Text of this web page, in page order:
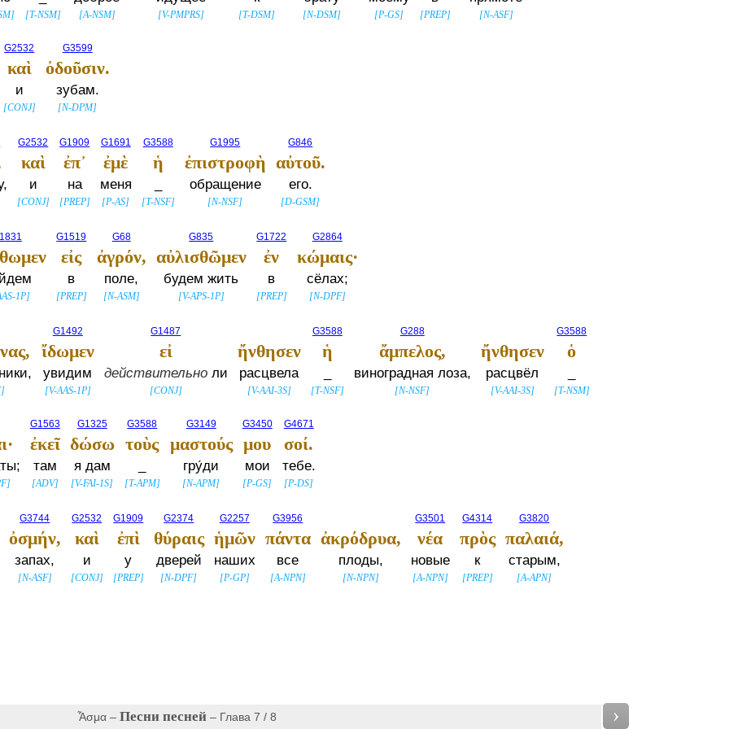
] [T-NSM] [A-NSM] [V-PMPRS] [T-DSM] [N-DSM] [P-GS] [PREP] [N-ASF]
G2532
καὶ
и
[CONJ]
G3599
ὀδοῦσιν.
зубам.
[N-DPM]
G2532
καὶ
и
[CONJ]
G1909
ἐπ᾽
на
[PREP]
G1691
ἐμὲ
меня
[P-AS]
G3588
ἡ
[T-NSF]
G1995
ἐπιστροφὴ
обращение
[N-NSF]
G846
αὐτοῦ.
его.
[D-GSM]
1P]
G1519
εἰς
в
[PREP]
G68
ἀγρόν,
поле,
[N-ASM]
G835
αὐλισθῶμεν
будем жить
[V-APS-1P]
G1722
ἐν
в
[PREP]
G2864
κώμαις·
сёлах;
[N-DPF]
]
G1492
ἴδωμεν
увидим
[V-AAS-1P]
G1487
εἰ
действительноли
[CONJ]
ἤνθησεν
расцвела
[V-AAI-3S]
G3588
ἡ
[T-NSF]
G288
ἄμπελος,
виноградная лоза,
[N-NSF]
ἤνθησεν
расцвёл
[V-AAI-3S]
G3588
ὁ
[T-NSM]
]
G1563
ἐκεῖ
там
[ADV]
G1325
δώσω
я дам
[V-FAI-1S]
G3588
τοὺς
[T-APM]
G3149
μαστούς
гру́ди
[N-APM]
G3450
μου
мои
[P-GS]
G4671
σοί.
тебе.
[P-DS]
G3744
ὀσμήν,
запах,
[N-ASF]
G2532
καὶ
и
[CONJ]
G1909
ἐπὶ
у
[PREP]
G2374
θύραις
дверей
[N-DPF]
G2257
ἡμῶν
наших
[P-GP]
G3956
πάντα
все
[A-NPN]
ἀκρόδρυα,
плоды,
[N-NPN]
G3501
νέα
новые
[A-NPN]
G4314
πρὸς
к
[PREP]
G3820
παλαιά,
старым,
[A-APN]
Ἆσμα – Песни песней– Глава 7 / 8 ›